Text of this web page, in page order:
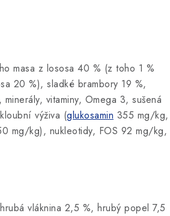
masa z lososa 40 % (z toho 1 %
20 %), sladké brambory 19 %,
vitaminy, Omega 3, sušená
výživa (glukosamin 355 mg/kg,
mg/kg), nukleotidy, FOS 92 mg/kg,
vláknina 2,5 %, hrubý popel 7,5